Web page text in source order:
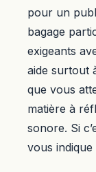
pour un
bagage
exigeants
aide surtout
que vous
matière à
sonore. Si
vous